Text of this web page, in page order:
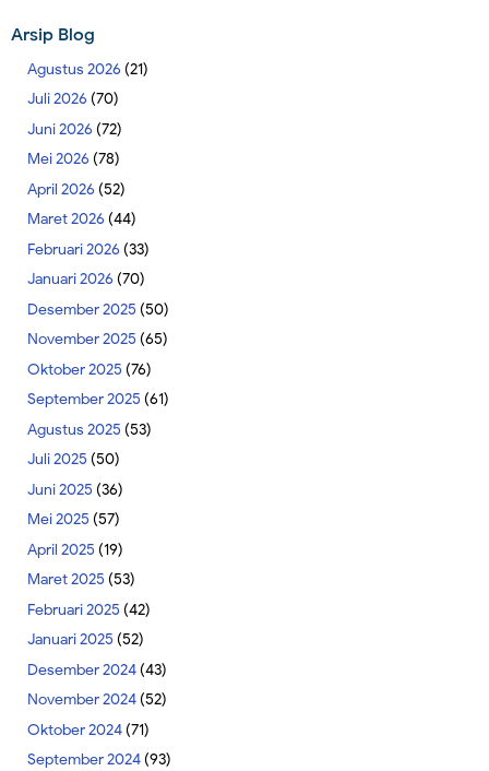
Arsip Blog
Agustus 2026 (21)
Juli 2026 (70)
Juni 2026 (72)
Mei 2026 (78)
April 2026 (52)
Maret 2026 (44)
Februari 2026 (33)
Januari 2026 (70)
Desember 2025 (50)
November 2025 (65)
Oktober 2025 (76)
September 2025 (61)
Agustus 2025 (53)
Juli 2025 (50)
Juni 2025 (36)
Mei 2025 (57)
April 2025 (19)
Maret 2025 (53)
Februari 2025 (42)
Januari 2025 (52)
Desember 2024(43)
November 2024(52)
Oktober 2024(71)
September 2024(93)